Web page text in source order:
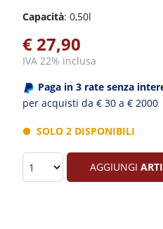
Capacità: 0,50l
€ 27,90
IVA 22% inclusa
Paga in 3 rate senza
per acquisti da € 30 a € 2000
SOLO 2 DISPONIBILI
AGGIUNGI